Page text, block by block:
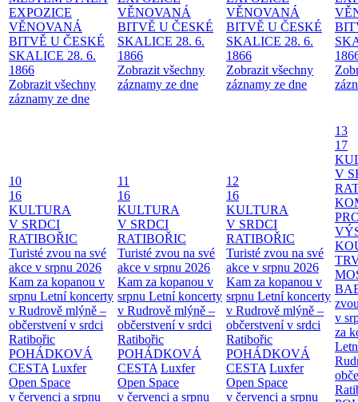
EXPOZICE
VĚNOVANÁ
BITVĚ U ČESKÉ
SKALICE 28. 6.
1866
Zobrazit všechny
záznamy ze dne
VĚNOVANÁ
BITVĚ U ČESKÉ
SKALICE 28. 6.
1866
Zobrazit všechny
záznamy ze dne
VĚNOVANÁ
BITVĚ U ČESKÉ
SKALICE 28. 6.
1866
Zobrazit všechny
záznamy ze dne
10
16
KULTURA
V SRDCI
RATIBOŘIC
Turisté zvou na své
akce v srpnu 2026
Kam za kopanou v
srpnu Letní koncerty
v Rudrově mlýně –
občerstvení v srdci
Ratibořic
POHÁDKOVÁ
CESTA Luxfer
Open Space
v červenci a srpnu
11
16
KULTURA
V SRDCI
RATIBOŘIC
Turisté zvou na své
akce v srpnu 2026
Kam za kopanou v
srpnu Letní koncerty
v Rudrově mlýně –
občerstvení v srdci
Ratibořic
POHÁDKOVÁ
CESTA Luxfer
Open Space
v červenci a srpnu
12
16
KULTURA
V SRDCI
RATIBOŘIC
Turisté zvou na své
akce v srpnu 2026
Kam za kopanou v
srpnu Letní koncerty
v Rudrově mlýně –
občerstvení v srdci
Ratibořic
POHÁDKOVÁ
CESTA Luxfer
Open Space
v červenci a srpnu
13
17
V
v
za